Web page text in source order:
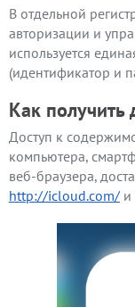
В отдельной
авторизации и
используется
(идентификатор и
Как получить
Доступ к
компьютера,
веб-браузера,
http://icloud.com/ и